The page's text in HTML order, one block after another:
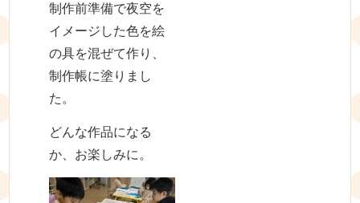
制作前準備で夜空を
イメージした色を絵
の具を混ぜて作り、
制作帳に塗りまし
た。
どんな作品になる
か、お楽しみに。